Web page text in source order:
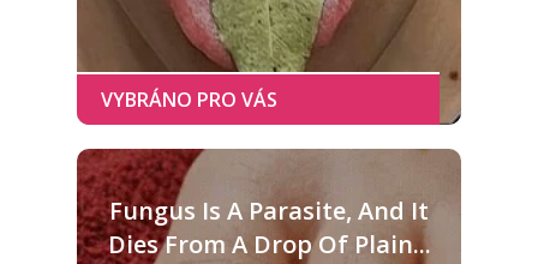
Fungus Is A Parasite, And It
Dies From A Drop Of Plain...